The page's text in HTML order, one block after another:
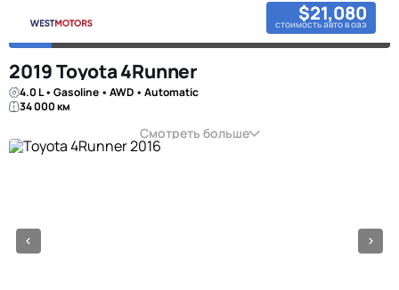
$21,080
стоимость авто в оаэ
2019 Toyota 4Runner
4.0 L • Gasoline • AWD • Automatic
34 000 км
Смотреть больше